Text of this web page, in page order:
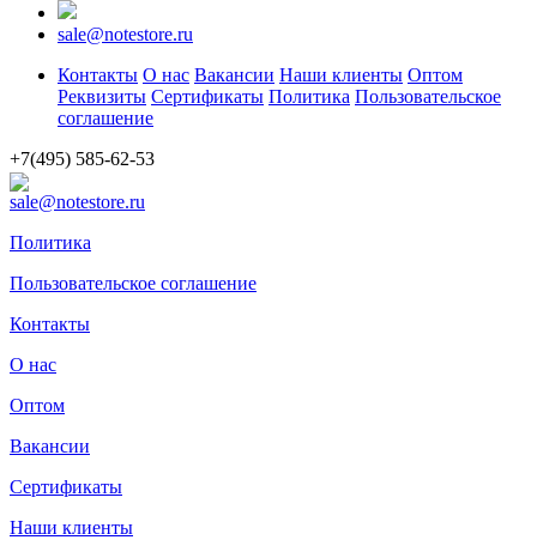
sale@notestore.ru
Контакты О нас Вакансии Наши клиенты Оптом
Реквизиты Сертификаты Политика Пользовательское
соглашение
+7(495) 585-62-53
sale@notestore.ru
Политика
Пользовательское соглашение
Контакты
О нас
Оптом
Вакансии
Сертификаты
Наши клиенты